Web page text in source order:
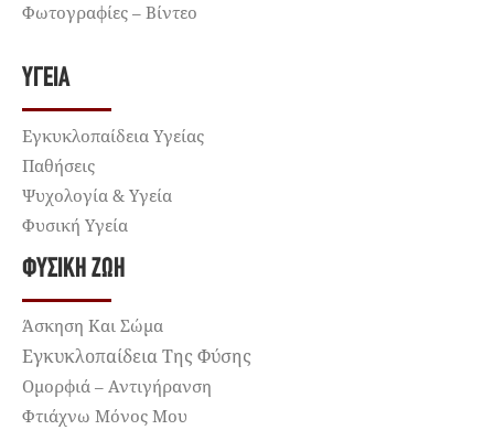
Φωτογραφίες – Βίντεο
ΥΓΕΊΑ
Εγκυκλοπαίδεια Υγείας
Παθήσεις
Ψυχολογία & Υγεία
Φυσική Υγεία
ΦΥΣΙΚΉ ΖΩΉ
Άσκηση Και Σώμα
Εγκυκλοπαίδεια Της Φύσης
Ομορφιά – Αντιγήρανση
Φτιάχνω Μόνος Μου